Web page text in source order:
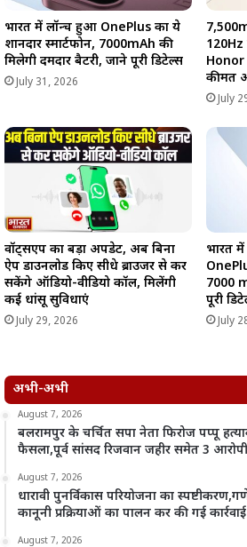
भारत में लॉन्च हुआ OnePlus का ये
शानदार स्मार्टफोन, 7000mAh की
मिलेगी दमदार बैटरी, जाने पूरी डिटेल्स
July 31, 2026
Honor
कीमत
July
वॉट्सएप का बड़ा अपडेट, अब बिना
ऐप डाउनलोड किए सीधे ब्राउजर से कर
सकेंगे ऑडियो-वीडियो कॉल, मिलेंगी
कई धांसू सुविधाएं
July 29, 2026
भारत में
7000
पूरी
July
अभी-अभी
August 7, 2026
बलरामपुर के चर्चित सपा नेता फिरोज पप्पू
फैसला,पूर्व सांसद रिजवान जहीर समेत 3
August 7, 2026
धारावी पुनर्विकास परियोजना का
कानूनी प्रक्रियाओं का पालन कर की गई कार्रवाई
August 7, 2026